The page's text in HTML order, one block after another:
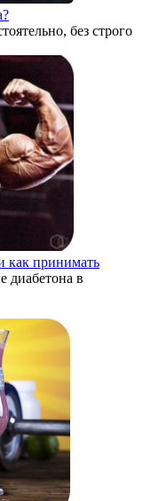
без строго
как принимать
диабетона в